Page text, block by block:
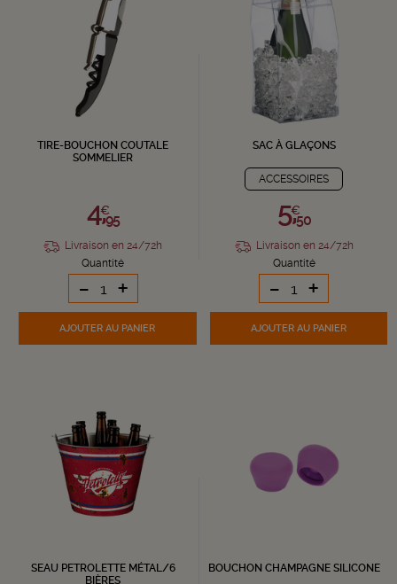
TIRE-BOUCHON COUTALE
SOMMELIER
4,€
95
Livraison en 24/72h
Quantité
- +
AJOUTERAU PANIER
SAC À GLAÇONS
ACCESSOIRES
5,€
50
Livraison en 24/72h
Quantité
- +
AJOUTER AU PANIER
SEAU PETROLETTE MÉTAL/6
BIÈRES
BOUCHON CHAMPAGNE SILICONE